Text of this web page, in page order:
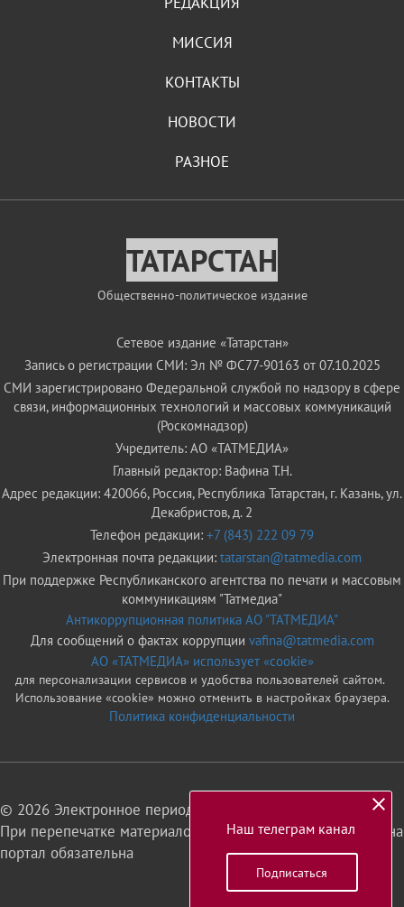
МИССИЯ
КОНТАКТЫ
НОВОСТИ
РАЗНОЕ
ТАТАРСТАН
Общественно-политическое издание
Сетевое издание «Татарстан»
Запись о регистрации СМИ: Эл № ФС77-90163 от 07.10.2025
СМИ зарегистрировано Федеральной службой по надзору в сфере
связи, информационных технологий и массовых коммуникаций
(Роскомнадзор)
Учредитель: АО «ТАТМЕДИА»
Главный редактор: Вафина Т.Н.
Адрес редакции: 420066, Россия, Республика Татарстан, г. Казань, ул.
Декабристов, д. 2
Телефон редакции: +7 (843) 222 09 79
Электронная почта редакции: tatarstan@tatmedia.com
При поддержке Республиканского агентства по печати и массовым
коммуникациям "Татмедиа"
Антикоррупционная политика АО "ТАТМЕДИА"
Для сообщений о фактах коррупции vafina@tatmedia.com
АО «ТАТМЕДИА» использует «cookie»
для персонализации сервисов и удобства пользователей сайтом.
Использование «cookie» можно отменить в настройках браузера.
Политика конфиденциальности
© 2026 Электронное периодическое издание «Татарстан»
При перепечатке материалов или их фрагментов ссылка на
портал обязательна
Наш телеграм канал
Подписаться